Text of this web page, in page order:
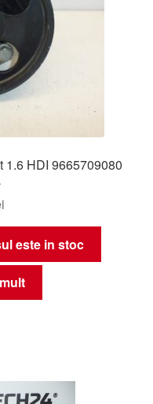
1.6 HDI 9665709080
este in stoc